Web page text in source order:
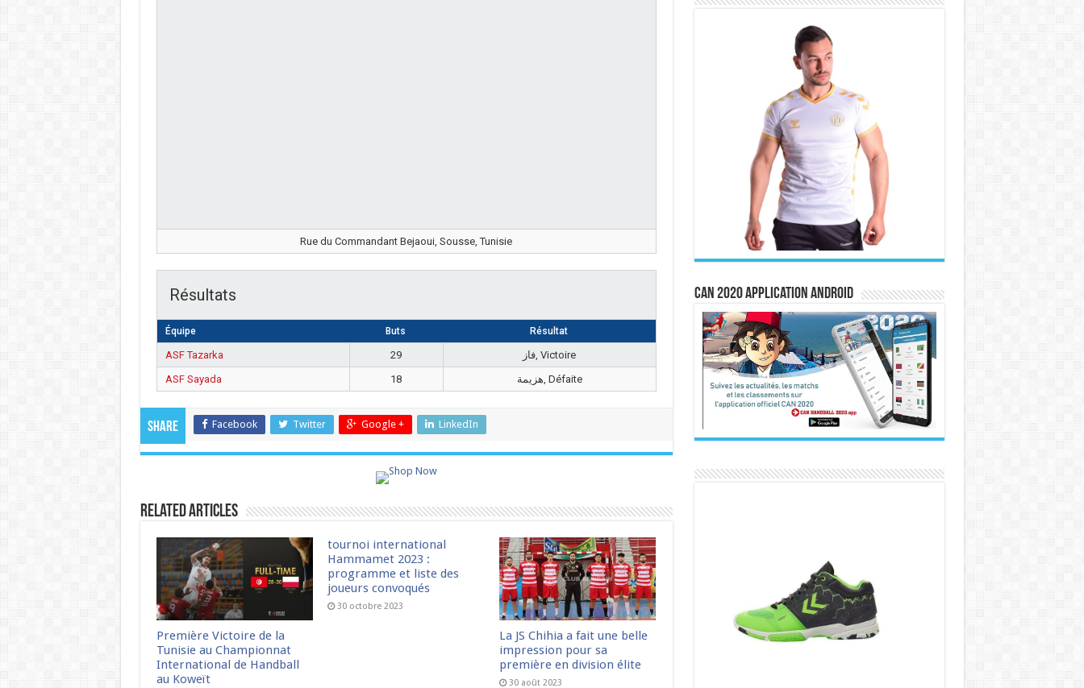
Rue du Commandant Bejaoui, Sousse, Tunisie
Résultats
Équipe Buts Résultat
ASF Tazarka 29
فاز, Victoire
ASF Sayada
18 هزيمة, Défaite
Share Facebook Twitter Google + LinkedIn
Related Articles
Première Victoire de la
Tunisie au Championnat
International de Handball
au Koweït
tournoi international
Hammamet 2023 :
programme et liste des
joueurs convoqués
30 octobre 2023
La JS Chihia a fait une belle
impression pour sa
première en division élite
30 août 2023
CAN 2020 Application Android